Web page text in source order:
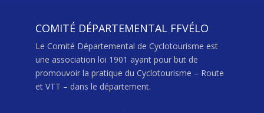
COMITÉ DÉPARTEMENTAL FFVÉLO
Le Comité Départemental de Cyclotourisme est
une association loi 1901 ayant pour but de
promouvoir la pratique du Cyclotourisme – Route
et VTT – dans le département.